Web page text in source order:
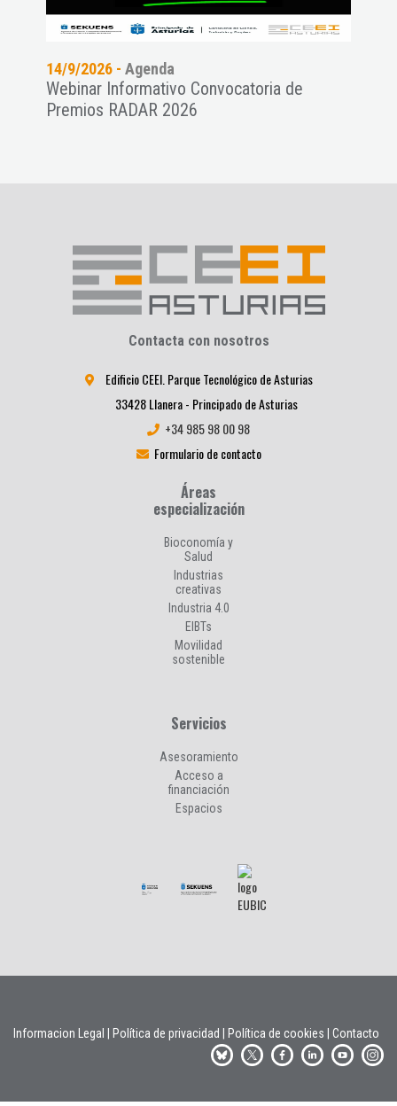
14/9/2026 -Agenda
Webinar Informativo Convocatoria de
Premios RADAR 2026
Contacta con nosotros
Edificio CEEI. Parque Tecnológico de Asturias
33428 Llanera - Principado de Asturias
+34 985 98 00 98
Formulario de contacto
Áreas
especialización
Bioconomía y
Salud
Industrias
creativas
Industria 4.0
EIBTs
Movilidad
sostenible
Servicios
Asesoramiento
Acceso a
financiación
Espacios
Informacion Legal Política de privacidad Política de cookies Contacto